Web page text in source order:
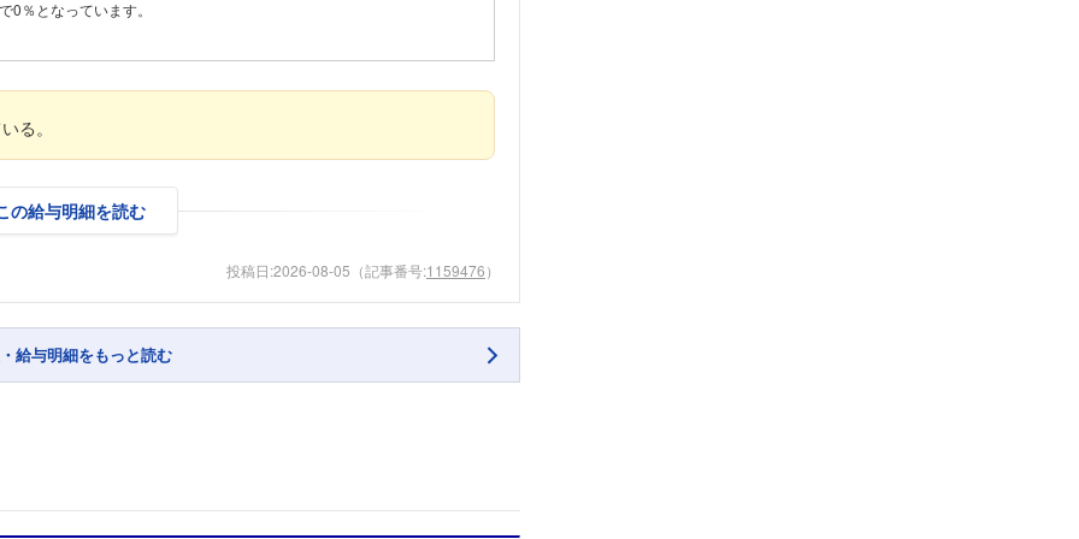
0％となっています。
る。
の給与明細を読む
投稿日:2026-08-05 （記事番号:1159476）
給与明細をもっと読む